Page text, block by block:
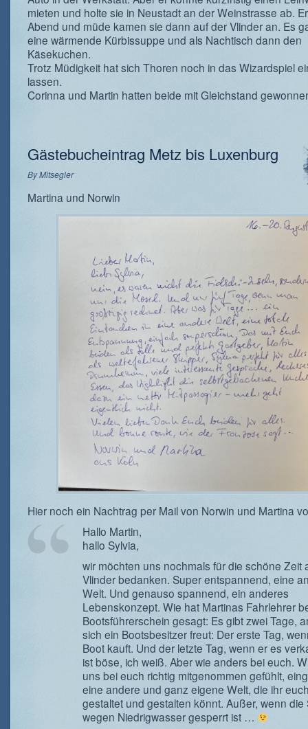
mieten und holte sie in Neustadt an der Weinstrasse ab.
Abend und müde kamen sie dann auf der Vlinder an. Es
eine wärmende Kürbissuppe und als Nachtisch dann den
Käsekuchen.
Trotz Müdigkeit hat sich Thoren noch in das Wizardspiel
lassen.
Corinna und Martin hatten beide mit Gleichstand
Gästebucheintrag Metz bis Luxenburg
ByMitsegler
Martina und Norwin
Hier noch ein Nachtrag per Mail von Norwin und Martina
Hallo Martin,
hallo Sylvia,
wir möchten uns nochmals für die schöne Zeit
Vlinder bedanken. Super entspannend, eine
Welt. Und genauso spannend, ein anderes
Lebenskonzept. Wie hat Martinas Fahrlehrer
Bootsführerschein gesagt: Es gibt zwei Tage,
sich ein Bootsbesitzer freut: Der erste Tag,
Boot kauft. Und der letzte Tag, wenn er es
ist böse, ich weiß. Aber wie anders bei euch.
uns bei euch richtig mitgenommen gefühlt,
eine andere und ganz eigene Welt, die ihr
gestaltet und gestalten könnt. Außer, wenn die
wegen Niedrigwasser gesperrt ist …